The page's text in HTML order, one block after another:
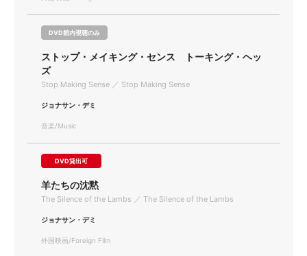
DVD館内視聴のみ
ストップ・メイキング・センス トーキング・ヘッ
ズ
Stop Making Sense ／ Stop Making Sense
ジョナサン・デミ
音楽/Music
DVD貸出可
羊たちの沈黙
The Silence of the Lambs ／ The Silence of the Lambs
ジョナサン・デミ
外国映画/Foreign Film